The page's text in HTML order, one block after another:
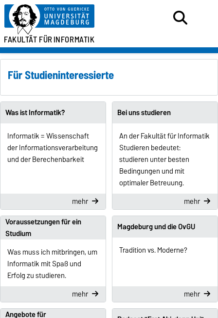
FAKULTÄT FÜRINFORMATIK
Für Studieninteressierte
Was ist Informatik?
Informatik = Wissenschaft
der Informationsverarbeitung
und der Berechenbarkeit
mehr
Bei uns studieren
An der Fakultät für Informatik
Studieren bedeutet:
studieren unter besten
Bedingungen und mit
optimaler Betreuung.
mehr
Voraussetzungen für ein
Studium
Was muss ich mitbringen, um
Informatik mit Spaß und
Erfolg zu studieren.
mehr
Magdeburg und die OvGU
Tradition vs. Moderne?
mehr
Angebote für